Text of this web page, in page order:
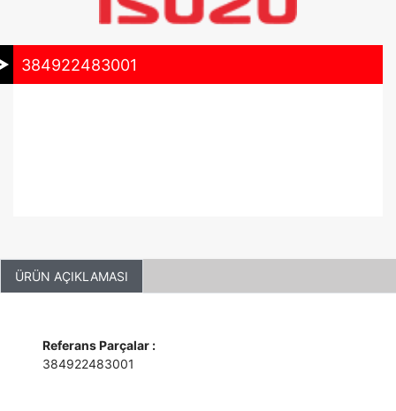
384922483001
ÜRÜN AÇIKLAMASI
Referans Parçalar :
384922483001